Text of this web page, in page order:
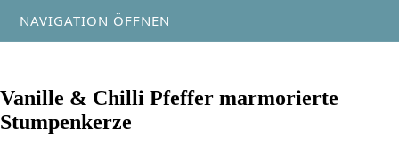
NAVIGATION ÖFFNEN
Vanille & Chilli Pfeffer marmorierte
Stumpenkerze